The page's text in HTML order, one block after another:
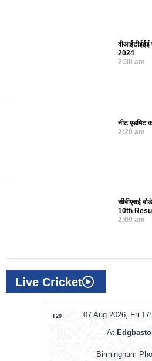
2024
2:30 am
नीट एडमिट
2:20 am
सीबीएसई
10th
2:09 am
Live Cricket
07 Aug 2026, Fri
T20
At
Birmingham